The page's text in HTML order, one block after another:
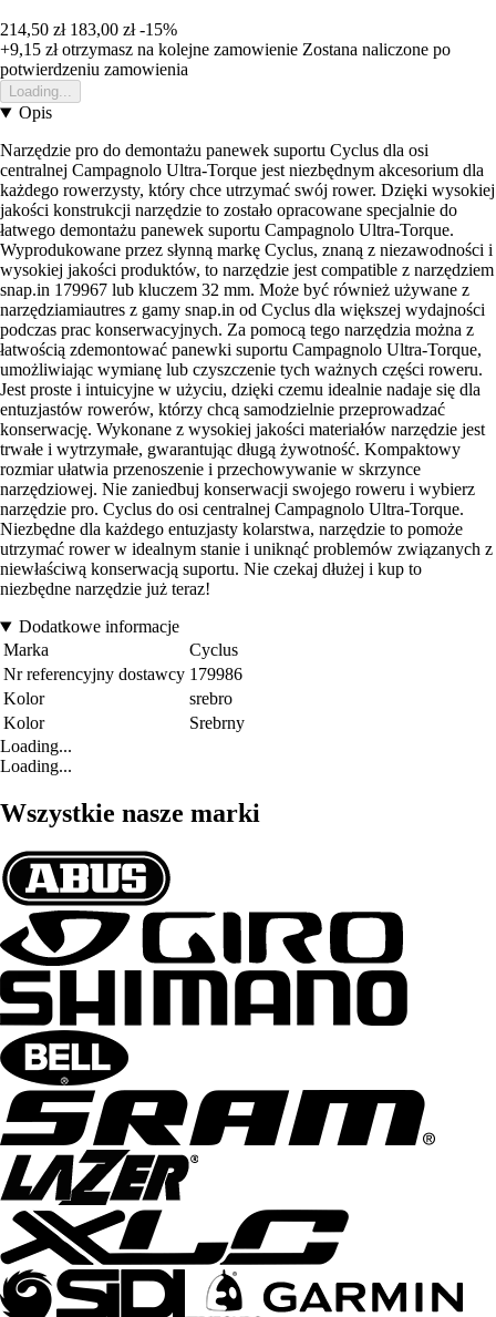
214,50 zł 183,00 zł -15%
+9,15 złotrzymasz na kolejne zamowienie Zostana naliczone po
potwierdzeniu zamowienia
Loading...
Opis
Narzędzie pro do demontażu panewek suportu Cyclus dla osi
centralnej Campagnolo Ultra-Torque jest niezbędnym akcesorium dla
każdego rowerzysty, który chce utrzymać swój rower. Dzięki wysokiej
jakości konstrukcji narzędzie to zostało opracowane specjalnie do
łatwego demontażu panewek suportu Campagnolo Ultra-Torque.
Wyprodukowane przez słynną markę Cyclus, znaną z niezawodności i
wysokiej jakości produktów, to narzędzie jest compatible z narzędziem
snap.in 179967 lub kluczem 32 mm. Może być również używane z
narzędziamiautres z gamy snap.in od Cyclus dla większej wydajności
podczas prac konserwacyjnych. Za pomocą tego narzędzia można z
łatwością zdemontować panewki suportu Campagnolo Ultra-Torque,
umożliwiając wymianę lub czyszczenie tych ważnych części roweru.
Jest proste i intuicyjne w użyciu, dzięki czemu idealnie nadaje się dla
entuzjastów rowerów, którzy chcą samodzielnie przeprowadzać
konserwację. Wykonane z wysokiej jakości materiałów narzędzie jest
trwałe i wytrzymałe, gwarantując długą żywotność. Kompaktowy
rozmiar ułatwia przenoszenie i przechowywanie w skrzynce
narzędziowej. Nie zaniedbuj konserwacji swojego roweru i wybierz
narzędzie pro. Cyclus do osi centralnej Campagnolo Ultra-Torque.
Niezbędne dla każdego entuzjasty kolarstwa, narzędzie to pomoże
utrzymać rower w idealnym stanie i uniknąć problemów związanych z
niewłaściwą konserwacją suportu. Nie czekaj dłużej i kup to
niezbędne narzędzie już teraz!
Dodatkowe informacje
Marka
Cyclus
Nr referencyjny dostawcy 179986
Kolor
srebro
Kolor
Srebrny
Loading...
Loading...
Wszystkie nasze marki